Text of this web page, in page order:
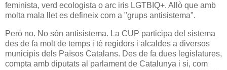
feminista, verd ecologista o arc iris LGTBIQ+. Allò que amb
molta mala llet es defineix com a "grups antisistema".
Però no. No són antisistema. La CUP participa del sistema
des de fa molt de temps i té regidors i alcaldes a diversos
municipis dels Països Catalans. Des de fa dues legislatures,
compta amb diputats al parlament de Catalunya i si, com